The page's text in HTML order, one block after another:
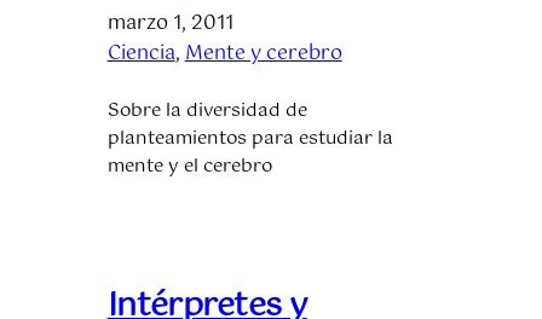
marzo 1, 2011
Ciencia, Mente y cerebro
Sobre la diversidad de
planteamientos para estudiar la
mente y el cerebro
Intérpretes y